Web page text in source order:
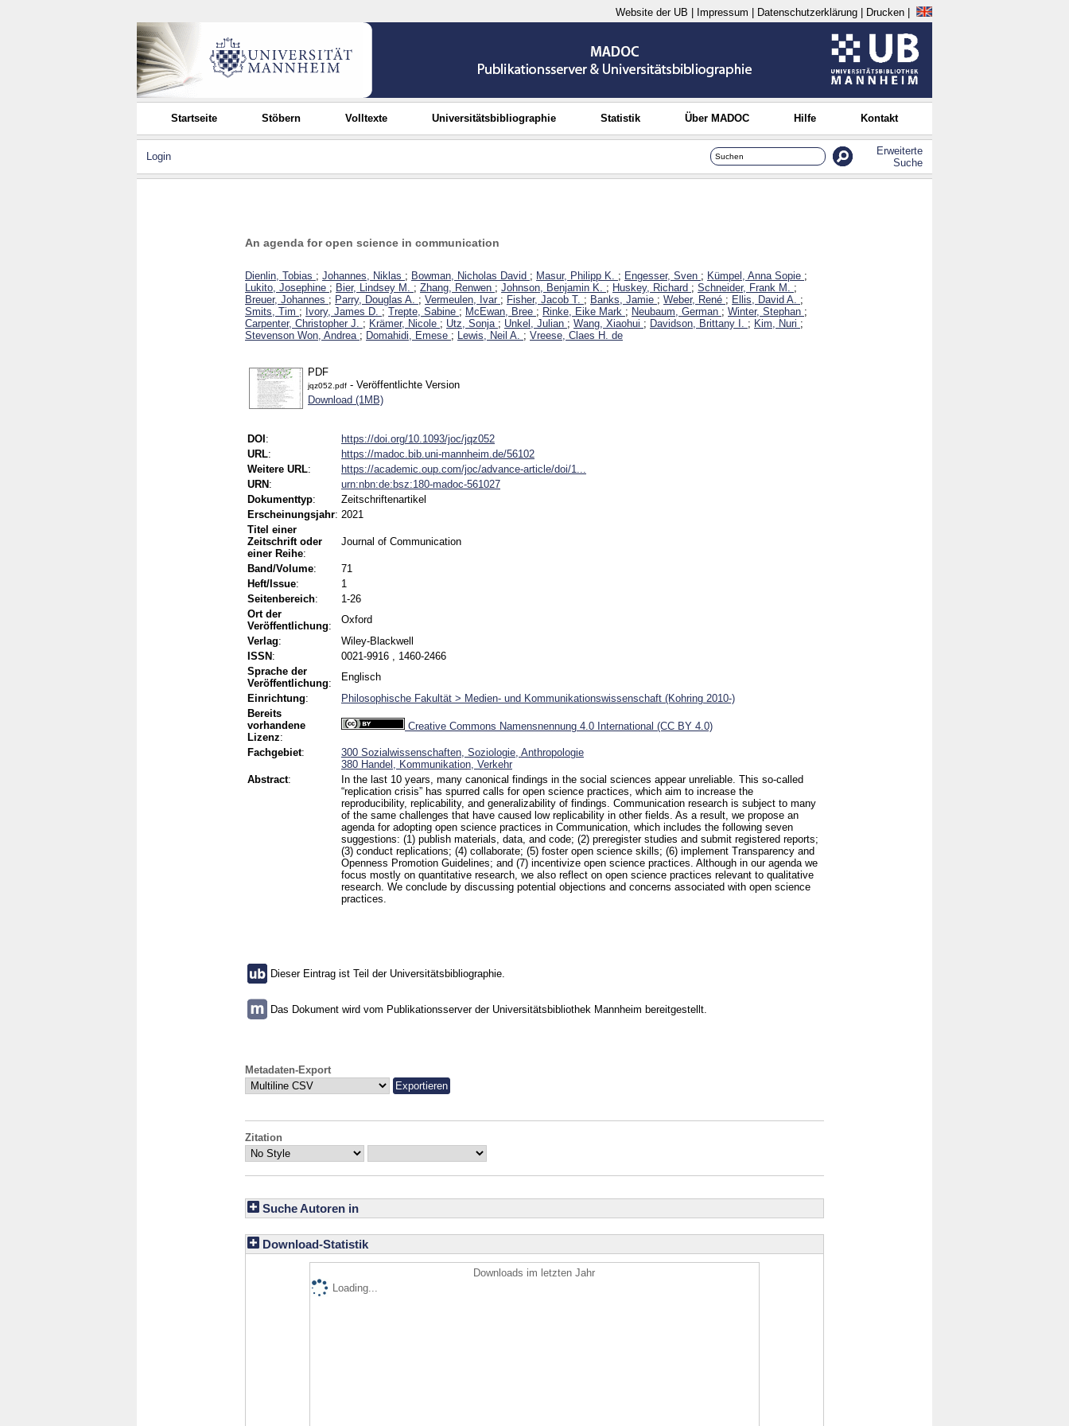
Website der UB Impressum Datenschutzerklärung Drucken
Startseite Stöbern Volltexte Universitätsbibliographie Statistik Über MADOC Hilfe Kontakt
Login
Erweiterte
Suche
An agenda for open science in communication
Dienlin, Tobias ; Johannes, Niklas ; Bowman, Nicholas David ; Masur, Philipp K. ; Engesser, Sven ; Kümpel, Anna Sopie ;
Lukito, Josephine ; Bier, Lindsey M. ; Zhang, Renwen ; Johnson, Benjamin K. ; Huskey, Richard ; Schneider, Frank M. ;
Breuer, Johannes ; Parry, Douglas A. ; Vermeulen, Ivar ; Fisher, Jacob T. ; Banks, Jamie ; Weber, René ; Ellis, David A. ;
Smits, Tim ; Ivory, James D. ; Trepte, Sabine ; McEwan, Bree ; Rinke, Eike Mark ; Neubaum, German ; Winter, Stephan ;
Carpenter, Christopher J. ; Krämer, Nicole ; Utz, Sonja ; Unkel, Julian ; Wang, Xiaohui ; Davidson, Brittany I. ; Kim, Nuri ;
Stevenson Won, Andrea ; Domahidi, Emese ; Lewis, Neil A. ; Vreese, Claes H. de
PDF
jqz052.pdf - Veröffentlichte Version
Download (1MB)
DOI :
https://doi.org/10.1093/joc/jqz052
URL:
https://madoc.bib.uni-mannheim.de/56102
Weitere URL:
https://academic.oup.com/joc/advance-article/doi/1...
URN :
urn:nbn:de:bsz:180-madoc-561027
Dokumenttyp:
Zeitschriftenartikel
Erscheinungsjahr: 2021
Titel einer
Zeitschrift oder
einer Reihe:
Journal of Communication
Band/Volume:
71
Heft/Issue:
1
Seitenbereich:
1-26
Ort der
Veröffentlichung:
Oxford
Verlag:
Wiley-Blackwell
ISSN :
0021-9916 , 1460-2466
Sprache der
Veröffentlichung:
Englisch
Einrichtung:
Philosophische Fakultät > Medien- und Kommunikationswissenschaft (Kohring 2010-)
Bereits
vorhandene
Lizenz:
Creative Commons Namensnennung 4.0 International (CC BY 4.0)
Fachgebiet:
300 Sozialwissenschaften, Soziologie, Anthropologie
380 Handel, Kommunikation, Verkehr
Abstract:
In the last 10 years, many canonical findings in the social sciences appear unreliable. This so-called
“replication crisis” has spurred calls for open science practices, which aim to increase the
reproducibility, replicability, and generalizability of findings. Communication research is subject to many
of the same challenges that have caused low replicability in other fields. As a result, we propose an
agenda for adopting open science practices in Communication, which includes the following seven
suggestions: (1) publish materials, data, and code; (2) preregister studies and submit registered reports;
(3) conduct replications; (4) collaborate; (5) foster open science skills; (6) implement Transparency and
Openness Promotion Guidelines; and (7) incentivize open science practices. Although in our agenda we
focus mostly on quantitative research, we also reflect on open science practices relevant to qualitative
research. We conclude by discussing potential objections and concerns associated with open science
practices.
Dieser Eintrag ist Teil der Universitätsbibliographie.
Das Dokument wird vom Publikationsserver der Universitätsbibliothek Mannheim bereitgestellt.
Metadaten-Export
Zitation
Suche Autoren in
Download-Statistik
Downloads im letzten Jahr
Loading...